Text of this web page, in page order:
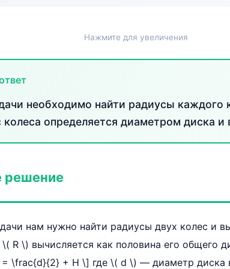
Нажмите для увеличения
необходимо найти радиусы каждого
колеса определяется диаметром диска
решение
нам нужно найти радиусы двух колес и
R \) вычисляется как половина его общего
\frac{d}{2} + H \] где \( d \) — диаметр